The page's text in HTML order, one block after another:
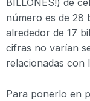
BILLONES!) de
número es de 28
alrededor de 17
cifras no varían
relacionadas con
Para ponerlo en